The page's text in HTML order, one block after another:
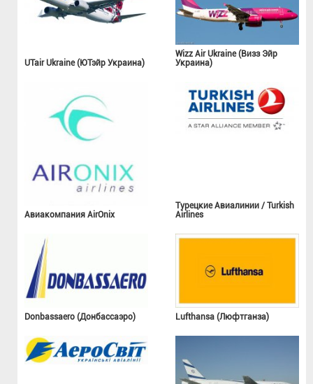
UTair Ukraine (ЮТэйр Украина)
Wizz Air Ukraine (Визз Эйр
Украина)
Авиакомпания AirOnix
Турецкие Авиалинии / Turkish
Airlines
Donbassaero (Донбассаэро) Lufthansa (Люфтганза)